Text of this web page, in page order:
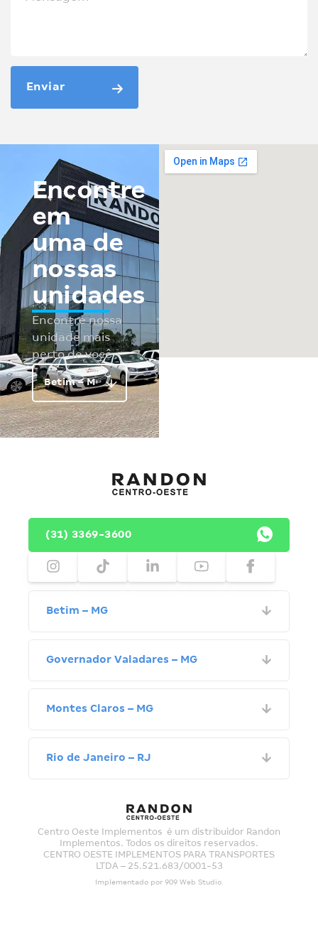
Enviar
Encontre
em
uma de
nossas
unidades
Encontre nossa
unidade mais
perto de você
(31) 3369-3600
Betim – MG
Governador Valadares – MG
Montes Claros – MG
Rio de Janeiro – RJ
Centro Oeste Implementos é um distribuidor Randon
Implementos. Todos os direitos reservados.
CENTRO OESTE IMPLEMENTOS PARA TRANSPORTES
LTDA – 25.521.683/0001-53
Implementado por 909 Web Studio.